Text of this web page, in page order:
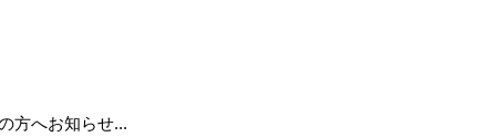
方へお知らせ...